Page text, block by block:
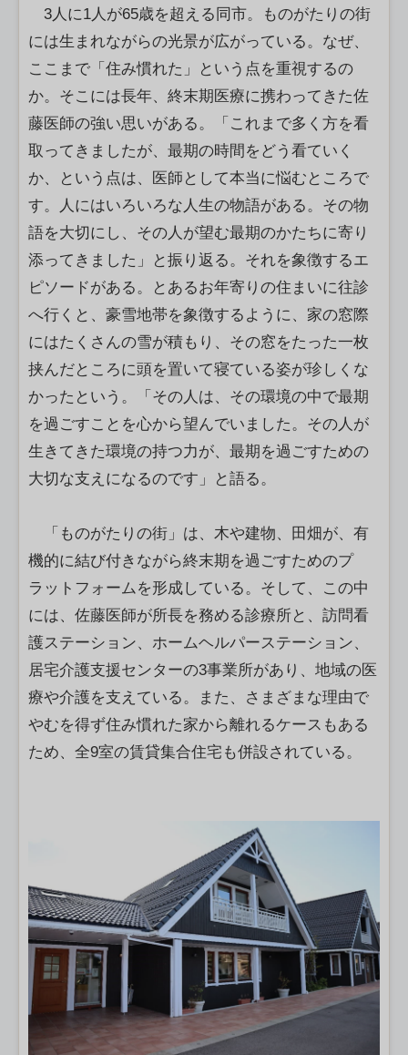
3人に1人が65歳を超える同市。ものがたりの街
には生まれながらの光景が広がっている。なぜ、
ここまで「住み慣れた」という点を重視するの
か。そこには長年、終末期医療に携わってきた佐
藤医師の強い思いがある。「これまで多く方を看
取ってきましたが、最期の時間をどう看ていく
か、という点は、医師として本当に悩むところで
す。人にはいろいろな人生の物語がある。その物
語を大切にし、その人が望む最期のかたちに寄り
添ってきました」と振り返る。それを象徴するエ
ピソードがある。とあるお年寄りの住まいに往診
へ行くと、豪雪地帯を象徴するように、家の窓際
にはたくさんの雪が積もり、その窓をたった一枚
挟んだところに頭を置いて寝ている姿が珍しくな
かったという。「その人は、その環境の中で最期
を過ごすことを心から望んでいました。その人が
生きてきた環境の持つ力が、最期を過ごすための
大切な支えになるのです」と語る。
「ものがたりの街」は、木や建物、田畑が、有
機的に結び付きながら終末期を過ごすためのプ
ラットフォームを形成している。そして、この中
には、佐藤医師が所長を務める診療所と、訪問看
護ステーション、ホームヘルパーステーション、
居宅介護支援センターの3事業所があり、地域の医
療や介護を支えている。また、さまざまな理由で
やむを得ず住み慣れた家から離れるケースもある
ため、全9室の賃貸集合住宅も併設されている。